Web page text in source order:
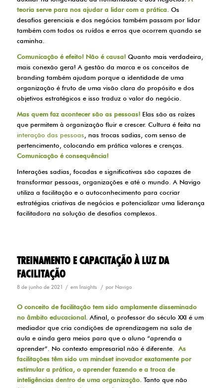
teoria serve para nos ajudar a lidar com a prática. Os
desafios gerenciais e dos negócios também passam por lidar
também com todos os ruídos e erros que ocorrem quando se
caminha.
Comunicação é efeito! Não é causa!Quanto mais verdadeira,
mais conexão gera! A gestão da marca e os conceitos de
branding também ajudam porque a identidade de uma
organização é fruto de uma visão clara do propósito e dos
objetivos estratégicos e isso traduz o valor do negócio.
Mas quem faz acontecer são as pessoas!Elas são as raízes
que permitem à organização fluir e crescer. Cultura é feita na
interação das pessoas , nas trocas sadias, com senso de
pertencimento, colocando em prática valores e crenças.
Comunicação é consequência!
Interações sadias, focadas e significativas são capazes de
transformar pessoas, organizações e até o mundo. A Navigo
utiliza a facilitação e o autoconhecimento para cocriar
estratégias criativas de negócios e potencializar uma liderança
facilitadora na solução de desafios complexos.
TREINAMENTO E CAPACITAÇÃO À LUZ DA
FACILITAÇÃO
8 de junho de 2021 / em Insights / por Navigo
O conceito defacilitaçãotem sido amplamente disseminado
no âmbito educacional. Afinal, o professor do século XXI é um
mediador que cria condições de aprendizagem na sala de
aula e ainda gera meios para que o aluno “aprenda a
aprender”. No contexto empresarial não é diferente. As
facilitações têm sido um mindset inovador exatamente por
estimular a prática, o aprender fazendo e a troca de
inteligências dentro de uma organização. Tanto que não